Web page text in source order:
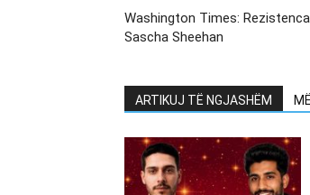
Washington Times:
Sascha Sheehan
ARTIKUJ TË NGJASHËM